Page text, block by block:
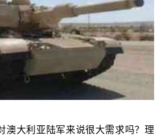
澳大利亚陆军来说很大需求吗？理